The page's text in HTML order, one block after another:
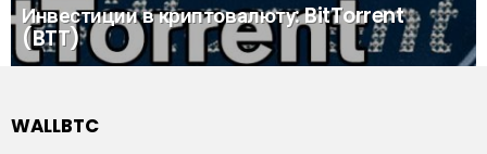
Инвестиции в криптовалюту: BitTorrent
(BTT)
WALLBTC